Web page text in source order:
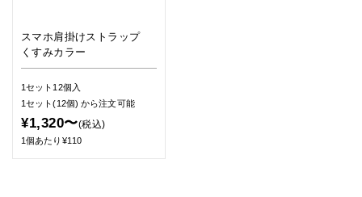
スマホ肩掛けストラップ
くすみカラー
1セット12個入
1セット(12個)から注文可能
¥1,320〜(税込)
1個あたり¥110